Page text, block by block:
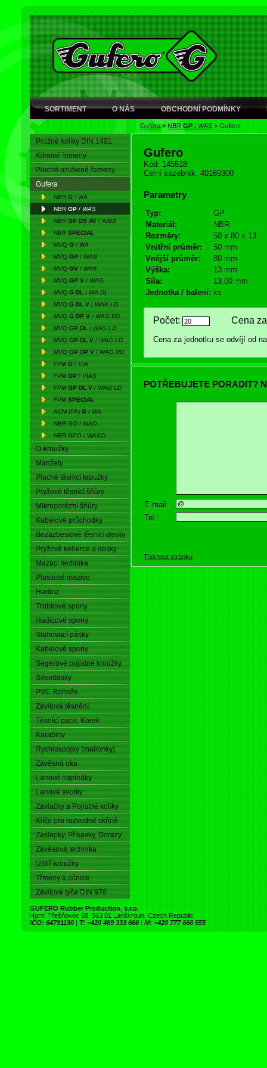
SORTIMENT O NÁS OBCHODNÍ PODMÍNKY
Gufera> NBRGP / WAS > Gufero
Pružné kolíky DIN 1481
Klínové řemeny
Ploché ozubené řemeny
Gufera
NBR G / WA
NBR GP / WAS
NBR GP DS AV / A/BS
NBR SPECIAL
MVQ G / WA
MVQ GP / WAS
MVQ GV / WAK
MVQ GP V / WAG
MVQ G DL / WA DL
MVQ G DL V / WAK LD
MVQ G DP V / WAG RD
MVQ GP DL / WAS LD
MVQ GP DL V / WAG LD
MVQ GP DP V / WAG RD
FPM G / VIA
FPM GP / VIAS
FPM GP DL V / WAG LD
FPM SPECIAL
ACM (PA) G / WA
NBR GO / WAO
NBR GPO / WASO
O-kroužky
Manžety
Ploché těsnící kroužky
Pryžové těsnící šňůry
Mikroporézní šňůry
Kabelové průchodky
Bezazbestové těsnící desky
Pryžové koberce a desky
Mazací technika
Plastické mazivo
Hadice
Trubkové spony
Hadicové spony
Stahovací pásky
Kabelové spony
Segerové pojistné kroužky
Silentbloky
PVC Rohože
Závitová těsnění
Těsnící papír, Korek
Karabiny
Rychlospojky (mailonky)
Závěsná oka
Lanové napínáky
Lanové svorky
Závlačky a Pojistné kolíky
Klíče pro rozvodné skříně
Záslepky, Přísavky, Dorazy
Závěsová technika
USIT-kroužky
Třmeny a očnice
Závitové tyče DIN 976
Gufero
Kód: 145518
Celní sazebník: 40169300
Parametry
Typ:
GP
Materiál:
NBR
Rozměry:
50 x 80 x 13
Vnitřní průměr:
50 mm
Vnější průměr:
80 mm
Výška:
13 mm
Síla:
13,00 mm
Jednotka / balení: ks
Počet: Cena za
Cena za jednotku se odvíjí od
POTŘEBUJETE PORADIT?
E-mail:
Tel.:
Tisknout stránku
GUFERO Rubber Production, s.r.o.
Horní Třešňovec 68, 563 01 Lanškroun, Czech Republic
IČO: 64791190 | T: +420 469 333 666 | M: +420 777 666 555